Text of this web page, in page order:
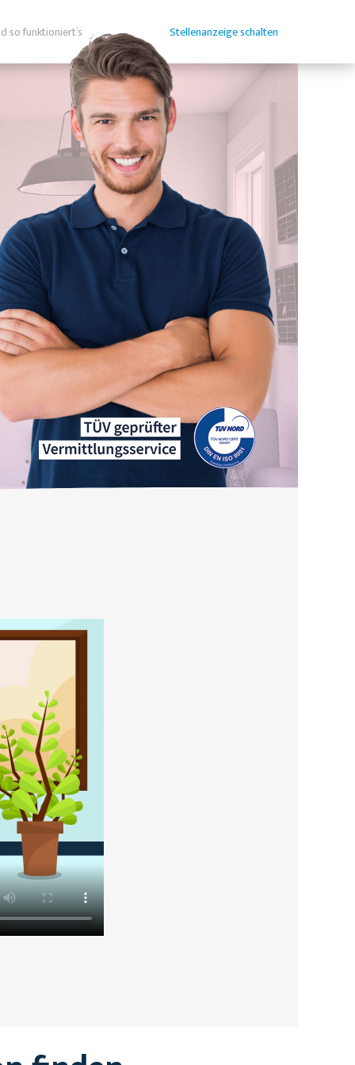
so funktioniert’s Stellenanzeige schalten